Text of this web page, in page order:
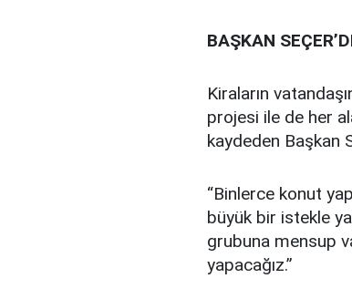
BAŞKAN
Kiraların
projesi ile de her
kaydeden Başkan
“Binlerce konut
büyük bir istekle
grubuna mensup
yapacağız.”